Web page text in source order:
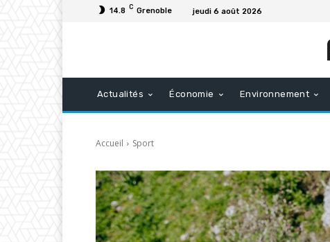
14.8 C Grenoble jeudi 6 août 2026
Actualités Économie Environnement
Accueil Sport